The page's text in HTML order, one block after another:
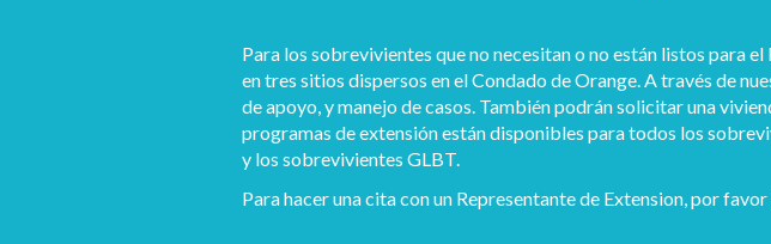
Para los sobrevivientes que no necesitan o no están listos para
en tres sitios dispersos en el Condado de Orange. A través de
de apoyo, y manejo de casos. También podrán solicitar una
programas de extensión están disponibles para todos los
y los sobrevivientes GLBT.
Para hacer una cita con un Representante de Extension, por